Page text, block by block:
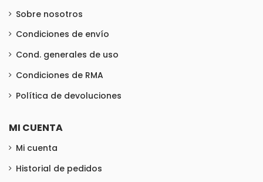
Sobre nosotros
Condiciones de envío
Cond. generales de uso
Condiciones de RMA
Política de devoluciones
MI CUENTA
Mi cuenta
Historial de pedidos